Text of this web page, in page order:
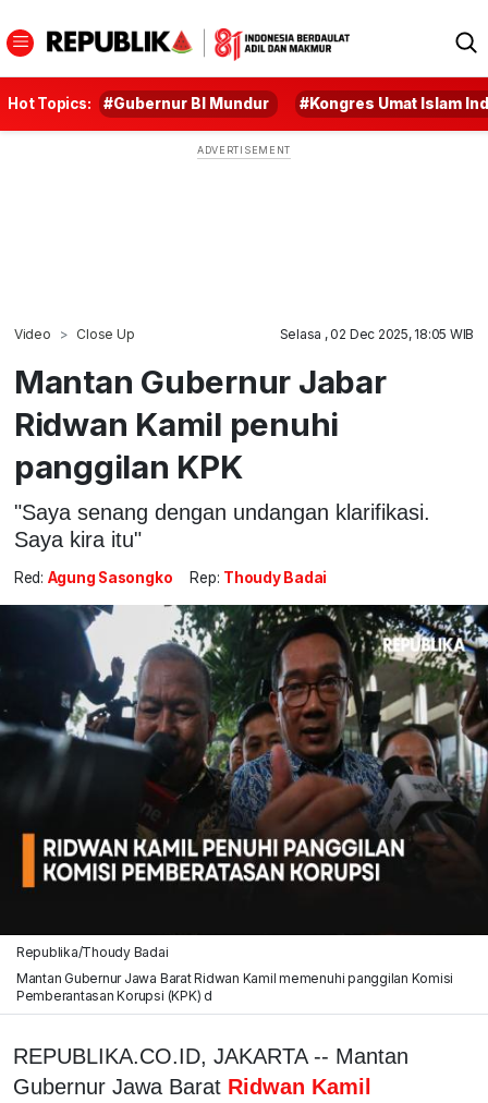
Hot Topics: #Gubernur BI Mundur #Kongres Umat Islam
Video Close Up Selasa , 02 Dec 2025, 18:05 WIB
Mantan Gubernur Jabar
Ridwan Kamil penuhi
panggilan KPK
"Saya senang dengan undangan klarifikasi.
Saya kira itu"
Red: Agung Sasongko Rep: Thoudy Badai
Republika/Thoudy Badai
Mantan Gubernur Jawa Barat Ridwan Kamil memenuhi panggilan Komisi
Pemberantasan Korupsi (KPK) d
REPUBLIKA.CO.ID, JAKARTA -- Mantan
Gubernur Jawa Barat Ridwan Kamil